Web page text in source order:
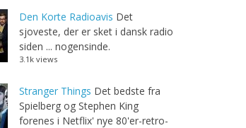
Den Korte Radioavis Det
sjoveste, der er sket i dansk radio
siden ... nogensinde.
3.1k views
Stranger Things Det bedste fra
Spielberg og Stephen King
forenes i Netflix' nye 80'er-retro-